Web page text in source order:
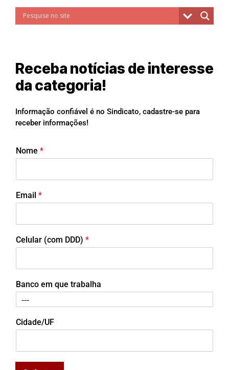
Receba notícias de interesse
da categoria!
Informação confiável é no Sindicato, cadastre-se para
receber informações!
Nome *
Email *
Celular (com DDD) *
Banco em que trabalha
Cidade/UF